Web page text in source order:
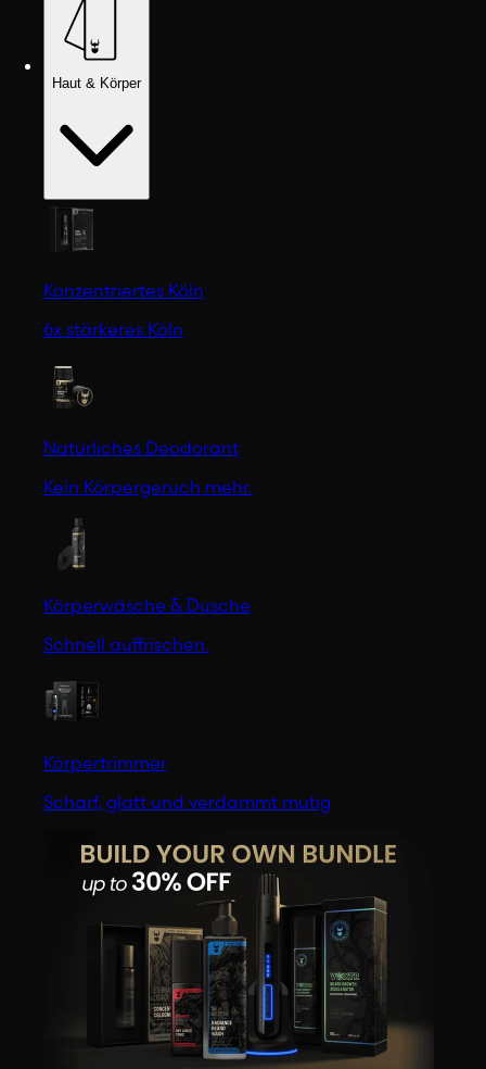
Haut & Körper
Konzentriertes Köln
6x stärkeres Köln
Natürliches Deodorant
Kein Körpergeruch mehr.
Körperwäsche & Dusche
Schnell auffrischen.
Körpertrimmer
Scharf, glatt und verdammt mutig